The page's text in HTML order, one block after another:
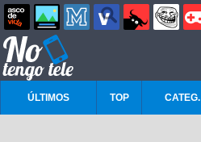
ÚLTIMOS TOP CATEG.